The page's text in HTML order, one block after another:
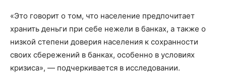
«Это говорит о том, что население предпочитает
хранить деньги при себе нежели в банках, а также о
низкой степени доверия населения к сохранности
своих сбережений в банках, особенно в условиях
кризиса», — подчеркивается в исследовании.